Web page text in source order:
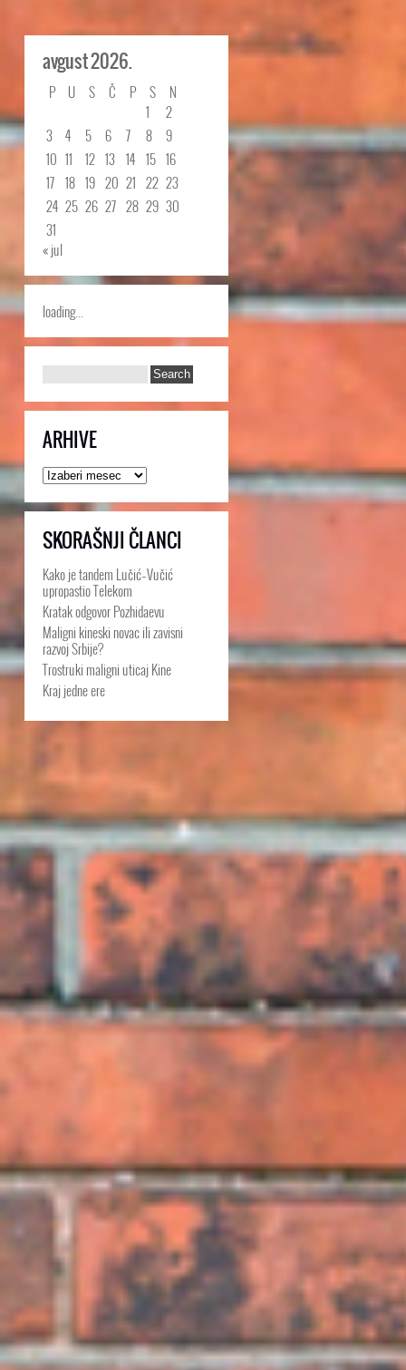
avgust 2026.
P U S Č P S
N
1
2
3
4 5 6 7 8
9
10 11 12 13 14 15 16
17 18 19 20 21 22 23
24 25 26 27 28 29 30
31
« jul
loading...
ARHIVE
Arhive
SKORAŠNJI ČLANCI
Kako je tandem Lučić–Vučić
upropastio Telekom
Kratak odgovor Pozhidaevu
Maligni kineski novac ili zavisni
razvoj Srbije?
Trostruki maligni uticaj Kine
Kraj jedne ere